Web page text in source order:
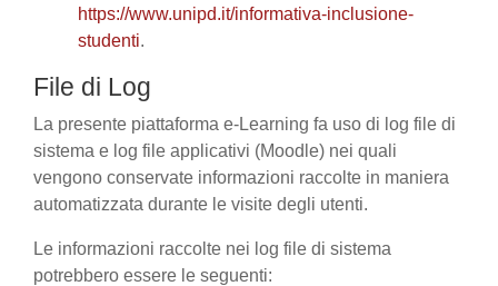
https://www.unipd.it/informativa-inclusione-
studenti.
File di Log
La presente piattaforma e-Learning fa uso di log file di
sistema e log file applicativi (Moodle) nei quali
vengono conservate informazioni raccolte in maniera
automatizzata durante le visite degli utenti.
Le informazioni raccolte nei log file di sistema
potrebbero essere le seguenti: